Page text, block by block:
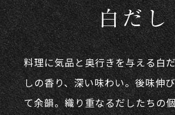
白だし
料理に気品と奥⾏きを与える⽩
しの香り、深い味わい。後味伸
て余韻。織り重なるだしたちの